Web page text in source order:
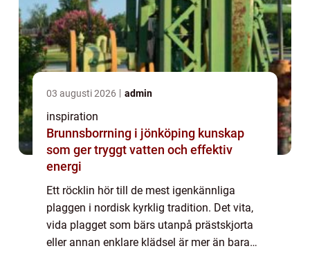
03 augusti 2026 admin
inspiration
Brunnsborrning i jönköping kunskap
som ger tryggt vatten och effektiv
energi
Ett röcklin hör till de mest igenkännliga
plaggen i nordisk kyrklig tradition. Det vita,
vida plagget som bärs utanpå prästskjorta
eller annan enklare klädsel är mer än bara